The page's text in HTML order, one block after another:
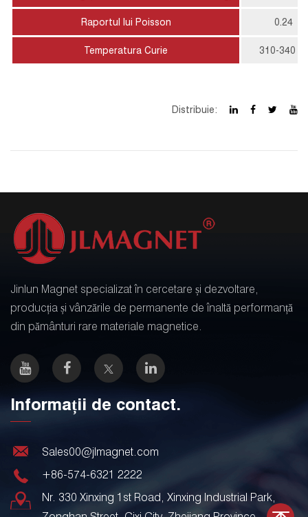
Raportul lui Poisson 0.24
Temperatura Curie 310-340 ℃
Distribuie:
Jinlun Magnet specializat în cercetare și dezvoltare,
producția și vânzările de permanente de înaltă performanță
din pământuri rare materiale magnetice.
Informații de contact.
Sales00@jlmagnet.com
+86-574-6321 2222
Nr. 330 Xinxing 1st Road, Xinxing Industrial Park,